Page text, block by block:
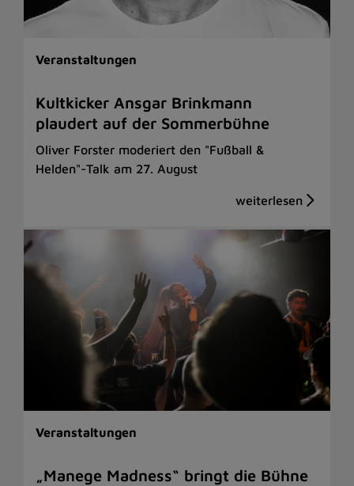
Veranstaltungen
Kultkicker Ansgar Brinkmann
plaudert auf der Sommerbühne
Oliver Forster moderiert den "Fußball &
Helden"-Talk am 27. August
Veranstaltungen
„Manege Madness“ bringt die Bühne